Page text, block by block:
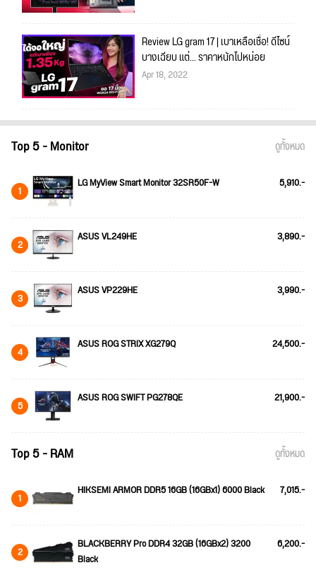
Review LG gram 17 | เบาเหลือเชื่อ! ดีไซน์
บางเฉียบ แต่... ราคาหนักไปหน่อย
Apr 18, 2022
Top 5 - Monitor ดูทั้งหมด
1 LG MyView Smart Monitor 32SR50F-W 5,910.-
2 ASUS VL249HE 3,890.-
3 ASUS VP229HE 3,990.-
4 ASUS ROG STRIX XG279Q 24,500.-
5 ASUS ROG SWIFT PG278QE 21,900.-
Top 5 - RAM ดูทั้งหมด
1 HIKSEMI ARMOR DDR5 16GB (16GBx1) 6000 Black 7,015.-
2
BLACKBERRY Pro DDR4 32GB (16GBx2) 3200
Black
6,200.-